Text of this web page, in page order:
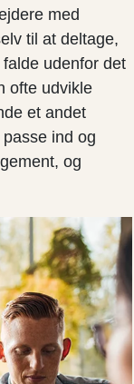
med
til at deltage,
udenfor det
ofte udvikle
et andet
ind og
og